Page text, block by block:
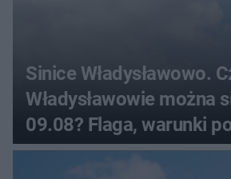
Sinice Władysławowo.
Władysławowie można
09.08? Flaga, warunki